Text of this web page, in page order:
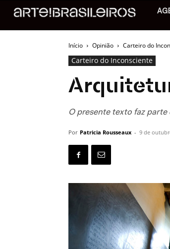
Início Opinião Carteiro do
Carteiro do Inconsciente
O presente texto faz
Por Patricia Rousseaux - 9 de